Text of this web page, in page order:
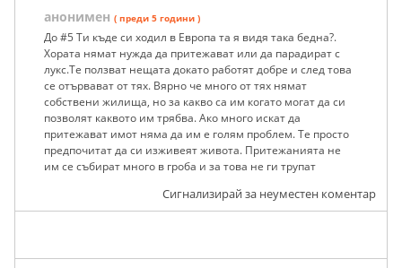
анонимен ( преди 5 години )
До #5 Ти къде си ходил в Европа та я видя така бедна?.
Хората нямат нужда да притежават или да парадират с
лукс.Те ползват нещата докато работят добре и след това
се отървават от тях. Вярно че много от тях нямат
собствени жилища, но за какво са им когато могат да си
позволят каквото им трябва. Ако много искат да
притежават имот няма да им е голям проблем. Те просто
предпочитат да си изживеят живота. Притежанията не
им се събират много в гроба и за това не ги трупат
Сигнализирай за неуместен коментар